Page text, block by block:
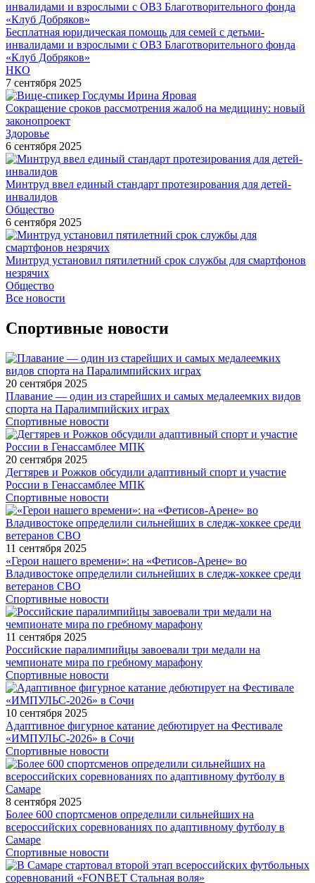
Бесплатная юридическая помощь для семей с детьми-
инвалидами и взрослыми с ОВЗ Благотворительного фонда
«Клуб Добряков»
НКО
7 сентября 2025
Сокращение сроков рассмотрения жалоб на медицину: новый
законопроект
Здоровье
6 сентября 2025
Минтруд ввел единый стандарт протезирования для детей-
инвалидов
Общество
6 сентября 2025
Минтруд установил пятилетний срок службы для смартфонов
незрячих
Общество
Все новости
Спортивные новости
20 сентября 2025
Плавание — один из старейших и самых медалеемких видов
спорта на Паралимпийских играх
Спортивные новости
20 сентября 2025
Дегтярев и Рожков обсудили адаптивный спорт и участие
России в Генассамблее МПК
Спортивные новости
11 сентября 2025
«Герои нашего времени»: на «Фетисов-Арене» во
Владивостоке определили сильнейших в следж-хоккее среди
ветеранов СВО
Спортивные новости
11 сентября 2025
Российские паралимпийцы завоевали три медали на
чемпионате мира по гребному марафону
Спортивные новости
10 сентября 2025
Адаптивное фигурное катание дебютирует на Фестивале
«ИМПУЛЬС-2026» в Сочи
Спортивные новости
8 сентября 2025
Более 600 спортсменов определили сильнейших на
всероссийских соревнованиях по адаптивному футболу в
Самаре
Спортивные новости